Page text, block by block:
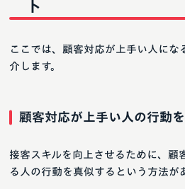
ト
ここでは、顧客対応が上手い人にな
介します。
顧客対応が上手い人の行動
接客スキルを向上させるために、顧
る人の行動を真似するという方法が